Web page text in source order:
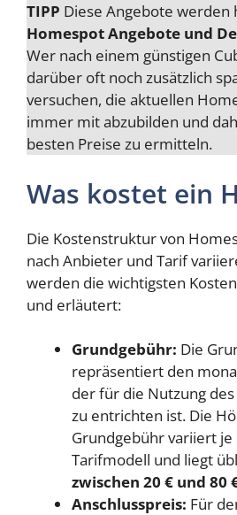
TIPP Diese Angebote werden
Homespot Angebote und
Wer nach einem günstigen
darüber oft noch zusätzlich
versuchen, die aktuellen
immer mit abzubilden und
besten Preise zu ermitteln.
Was kostet ein
Die Kostenstruktur von
nach Anbieter und Tarif
werden die wichtigsten
und erläutert:
Grundgebühr: Die
repräsentiert den
der für die Nutzung
zu entrichten ist. Die
Grundgebühr variiert
Tarifmodell und liegt
zwischen 20 € und 80
Anschlusspreis: Für